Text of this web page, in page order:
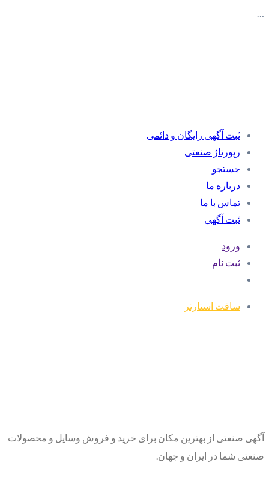
…
ثبت آگهی رایگان و دائمی
رپورتاژ صنعتی
جستجو
درباره ما
تماس با ما
ثبت آگهی
ورود
ثبت نام
سافت استارتر
آگهی صنعتی از بهترین مکان برای خرید و فروش وسایل و محصولات
صنعتی شما در ایران و جهان.